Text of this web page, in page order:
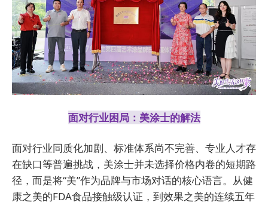
面对行业困局：美涂士的解法
面对行业同质化加剧、标准体系尚不完善、专业人才存
在缺口等普遍挑战，美涂士并未选择价格内卷的短期路
径，而是将“美”作为品牌与市场对话的核心语言。从健
康之美的FDA食品接触级认证，到效果之美的连续五年